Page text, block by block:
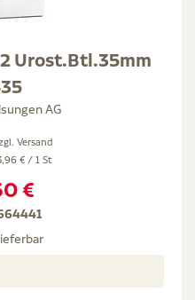
2 Urost.Btl.35mm
AG
Versand
€ / 1 St
€